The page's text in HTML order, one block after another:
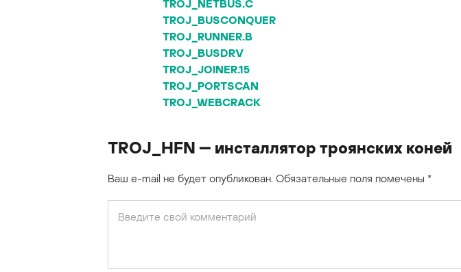
TROJ_NETBUS.C
TROJ_BUSCONQUER
TROJ_RUNNER.B
TROJ_BUSDRV
TROJ_JOINER.15
TROJ_PORTSCAN
TROJ_WEBCRACK
TROJ_HFN — инсталлятор троянских коней
Ваш e-mail не будет опубликован. Обязательные поля помечены *